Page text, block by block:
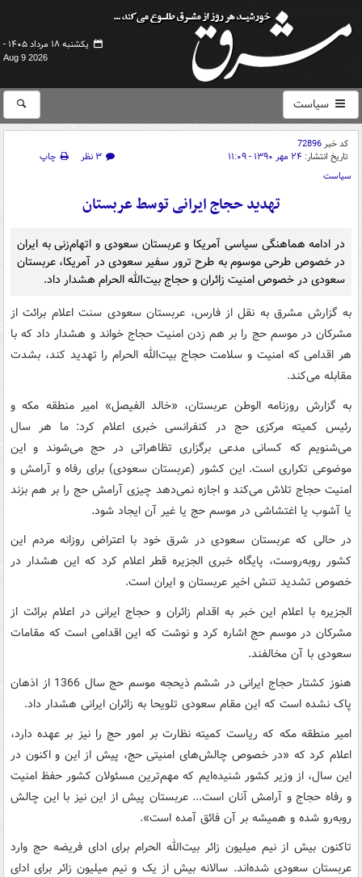
یکشنبه ۱۸ مرداد ۱۴۰۵ -
Aug 9 2026
سیاست
کد خبر72896
تاریخ انتشار: ۲۴ مهر ۱۳۹۰ - ۱۱:۰۹ ۳ نظر
چاپ
سیاست
تهدید حجاج ایرانی توسط عربستان
در ادامه هماهنگی سیاسی آمریکا و عربستان سعودی و اتهام‌زنی به ایران
در خصوص طرحی موسوم به طرح ترور سفیر سعودی در آمریکا، عربستان
سعودی در خصوص امنیت زائران و حجاج بیت‌الله الحرام هشدار داد.
به گزارش مشرق به نقل از فارس، عربستان سعودی سنت اعلام برائت از
مشرکان در موسم حج را بر هم زدن امنیت حجاج خواند و هشدار داد که با
هر اقدامی که امنیت و سلامت حجاج بیت‌الله الحرام را تهدید کند، بشدت
مقابله می‌کند.
به گزارش روزنامه الوطن عربستان، «خالد الفیصل» امیر منطقه مکه و
رئیس کمیته مرکزی حج در کنفرانسی خبری اعلام کرد: ما هر سال
می‌شنویم که کسانی مدعی برگزاری تظاهراتی در حج می‌شوند و این
موضوعی تکراری است. این کشور (عربستان سعودی) برای رفاه و آرامش و
امنیت حجاج تلاش می‌کند و اجازه نمی‌دهد چیزی آرامش حج را بر هم بزند
یا آشوب یا اغتشاشی در موسم حج یا غیر آن ایجاد شود.
در حالی که عربستان سعودی در شرق خود با اعتراض روزانه مردم این
کشور روبه‌روست، پایگاه خبری الجزیره قطر اعلام کرد که این هشدار در
خصوص تشدید تنش اخیر عربستان و ایران است.
الجزیره با اعلام این خبر به اقدام زائران و حجاج ایرانی در اعلام برائت از
مشرکان در موسم حج اشاره کرد و نوشت که این اقدامی است که مقامات
سعودی با آن مخالفند.
هنوز کشتار حجاج ایرانی در ششم ذیحجه موسم حج سال 1366 از اذهان
پاک نشده است که این مقام سعودی تلویحا به زائران ایرانی هشدار داد.
امیر منطقه مکه که ریاست کمیته نظارت بر امور حج را نیز بر عهده دارد،
اعلام کرد که «در خصوص چالش‌های امنیتی حج، پیش از این و اکنون در
این سال، از وزیر کشور شنیده‌ایم که مهم‌ترین مسئولان کشور حفظ امنیت
و رفاه حجاج و آرامش آنان است... عربستان پیش از این نیز با این چالش
روبه‌رو شده و همیشه بر آن فائق آمده است».
تاکنون بیش از نیم میلیون زائر بیت‌الله الحرام برای ادای فریضه حج وارد
عربستان سعودی شده‌اند. سالانه بیش از یک و نیم میلیون زائر برای ادای